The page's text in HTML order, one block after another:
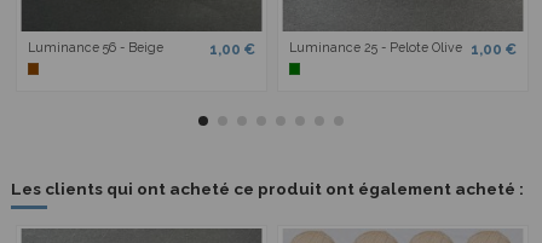
Luminance 56 - Beige 1,00 € Luminance 25 - Pelote Olive 1,00 €
Les clients qui ont acheté ce produit ont également acheté :